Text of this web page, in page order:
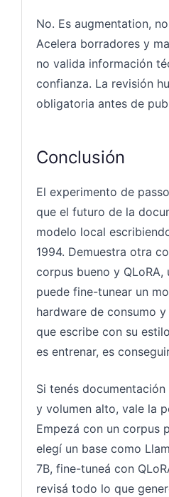
No. Es augmentation,
Acelera borradores y
no valida información
confianza. La revisión
obligatoria antes de
Conclusión
El experimento de
que el futuro de la
modelo local
1994. Demuestra otra
corpus bueno y QLoRA,
puede fine-tunear un
hardware de consumo
que escribe con su
es entrenar, es
Si tenés
y volumen alto, vale la
Empezá con un corpus
elegí un base como
7B, fine-tuneá con
revisá todo lo que